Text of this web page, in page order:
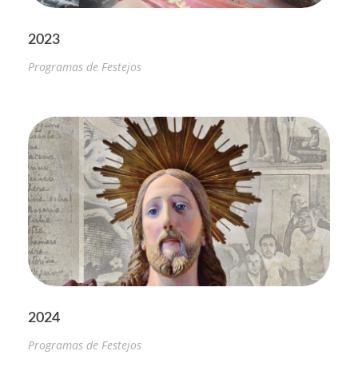
2023
Programas de Festejos
2024
Programas de Festejos